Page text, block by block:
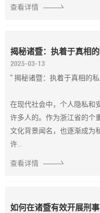
查看详情
揭秘诸暨：执着于真相
2025-03-13
" 揭秘诸暨：执着于真相的
在现代社会中，个人隐私和
许多人的。作为浙江省的个
文化背景闻名，也逐渐成为
许...
查看详情
如何在诸暨有效开展刑